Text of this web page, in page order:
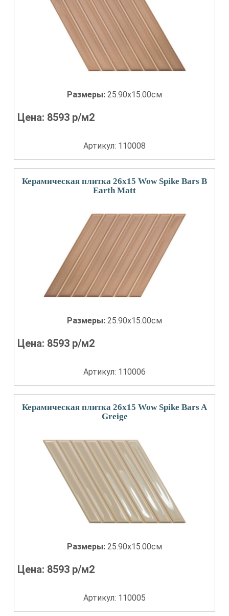
Размеры: 25.90x15.00см
Цена: 8593 р/м2
Артикул: 110008
Керамическая плитка 26x15 Wow Spike Bars B
Earth Matt
Размеры: 25.90x15.00см
Цена: 8593 р/м2
Артикул: 110006
Керамическая плитка 26x15 Wow Spike Bars A
Greige
Размеры: 25.90x15.00см
Цена: 8593 р/м2
Артикул: 110005